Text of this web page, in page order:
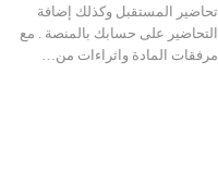
تحاضير المستقبل وكذلك إضافة
التحاضير على حسابك بالمنصة . مع
مرفقات المادة واثراءات من…